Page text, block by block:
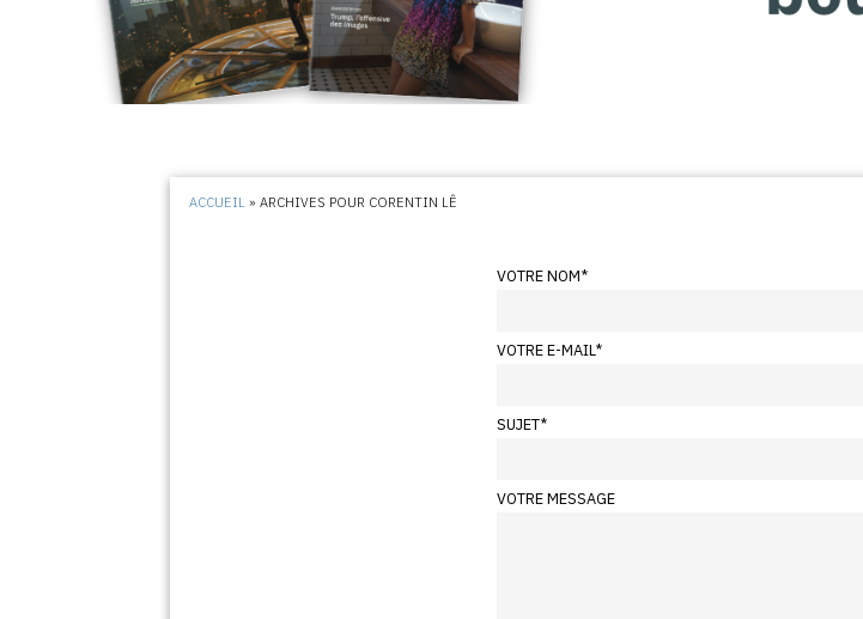
ACCUEIL »ARCHIVES POUR CORENTIN LÊ
VOTRE NOM*
VOTRE E-MAIL*
SUJET*
VOTRE MESSAGE